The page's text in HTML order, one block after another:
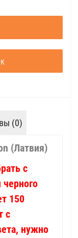
(0)
(Латвия)
с
150
с
нужно